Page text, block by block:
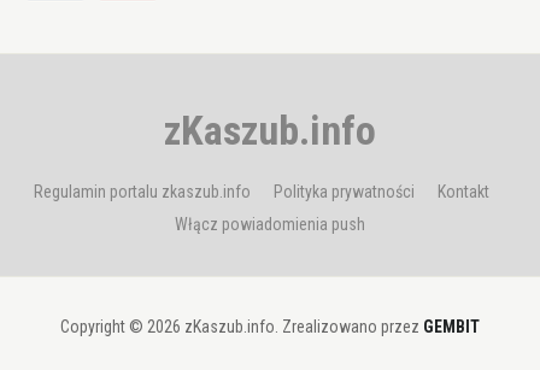
zKaszub.info
Regulamin portalu zkaszub.info Polityka prywatności
Kontakt
Włącz powiadomienia push
Copyright © 2026 zKaszub.info. Zrealizowano przez GEMBIT